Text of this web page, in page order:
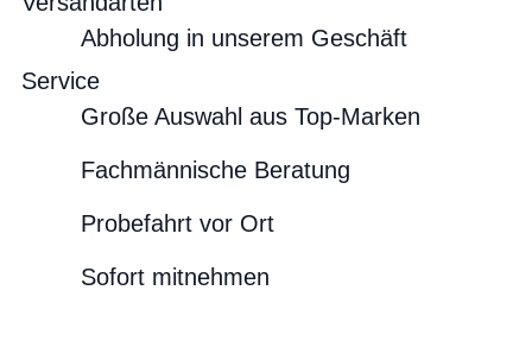
Abholung in unserem Geschäft
Service
Große Auswahl aus Top-Marken
Fachmännische Beratung
Probefahrt vor Ort
Sofort mitnehmen